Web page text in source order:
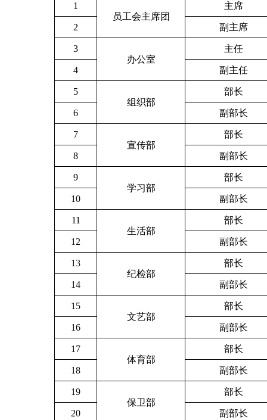
1
员工会主席团
主席
2 副主席
3
办公室
主任
4 副主任
5
组织部
部长
6 副部长
7
宣传部
部长
8 副部长
9
学习部
部长
10 副部长
11
生活部
部长
12 副部长
13
纪检部
部长
14 副部长
15
文艺部
部长
16 副部长
17
体育部
部长
18 副部长
19
保卫部
部长
20 副部长